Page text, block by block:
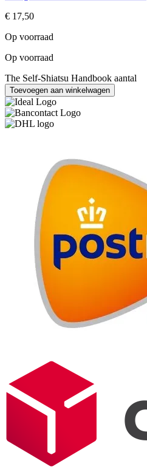
€ 17,50
Op voorraad
Op voorraad
The Self-Shiatsu Handbook aantal
Toevoegen aan winkelwagen